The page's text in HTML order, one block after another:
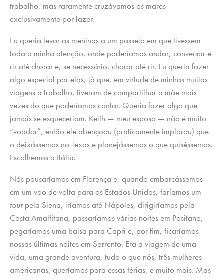
trabalho, mas raramente cruzávamos os mares
exclusivamente por lazer.
Eu queria levar as meninas a um passeio em que tivessem
toda a minha atenção, onde poderíamos andar, conversar e
rir até chorar e, se necessário, chorar até rir. Eu queria fazer
algo especial por elas, já que, em virtude de minhas muitas
viagens a trabalho, tiveram de compartilhar a mãe mais
vezes do que poderíamos contar. Queria fazer algo que
jamais se esqueceriam. Keith — meu esposo — não é muito
“voador”, então ele abençoou (praticamente implorou) que
o deixássemos no Texas e planejássemos o que quiséssemos.
Escolhemos a Itália.
Nós pousaríamos em Florença e, quando embarcássemos
em um voo de volta para os Estados Unidos, faríamos um
tourpela Siena, iríamos até Nápoles, dirigiríamos pela
Costa Amalfitana, passaríamos várias noites em Positano,
pegaríamos uma balsa para Capri e, por fim, ficaríamos
nossas últimas noites em Sorrento. Era a viagem de uma
vida, uma grande aventura, tudo o que nós, três mulheres
americanas, queríamos para essas férias, e muito mais. Mas